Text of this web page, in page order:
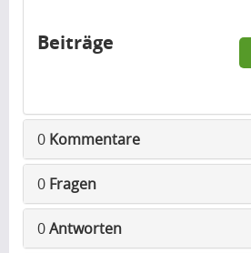
Beiträge
0 Kommentare
0 Fragen
0Antworten